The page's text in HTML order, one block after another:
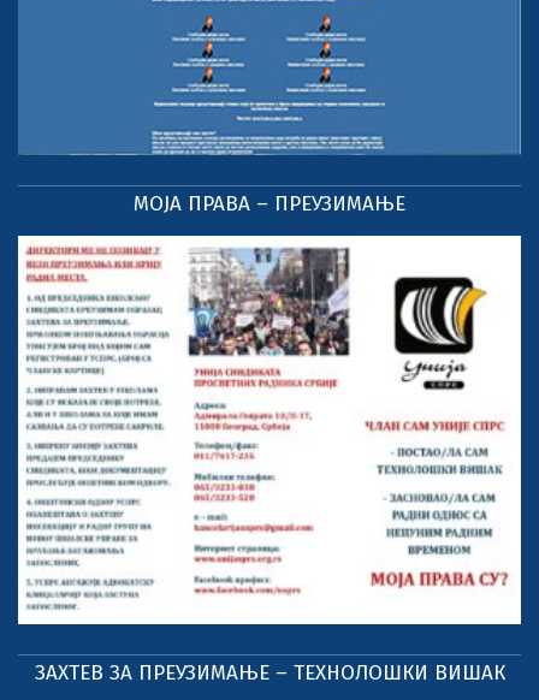
МОЈА ПРАВА – ПРЕУЗИМАЊЕ
ЗАХТЕВ ЗА ПРЕУЗИМАЊЕ – ТЕХНОЛОШКИ ВИШАК